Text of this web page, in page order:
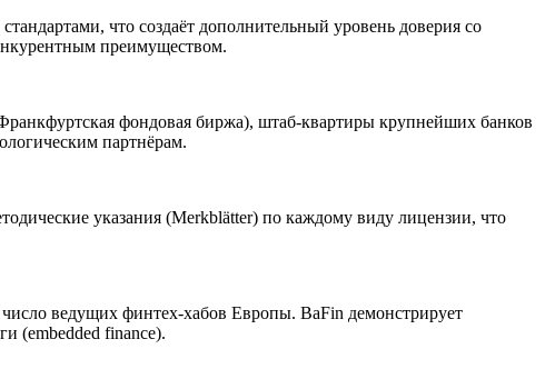
что создаёт дополнительный уровень доверия со
преимуществом.
фондовая биржа), штаб-квартиры крупнейших банков
партнёрам.
указания (Merkblätter) по каждому виду лицензии, что
ведущих финтех-хабов Европы. BaFin демонстрирует
(embedded finance).